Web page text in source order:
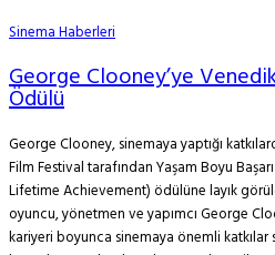
Sinema Haberleri
George Clooney’ye
Ödülü
George Clooney, sinemaya yaptığı
Film Festival tarafından Yaşam Boyu
Lifetime Achievement) ödülüne layık
oyuncu, yönetmen ve yapımcı George
kariyeri boyunca sinemaya önemli